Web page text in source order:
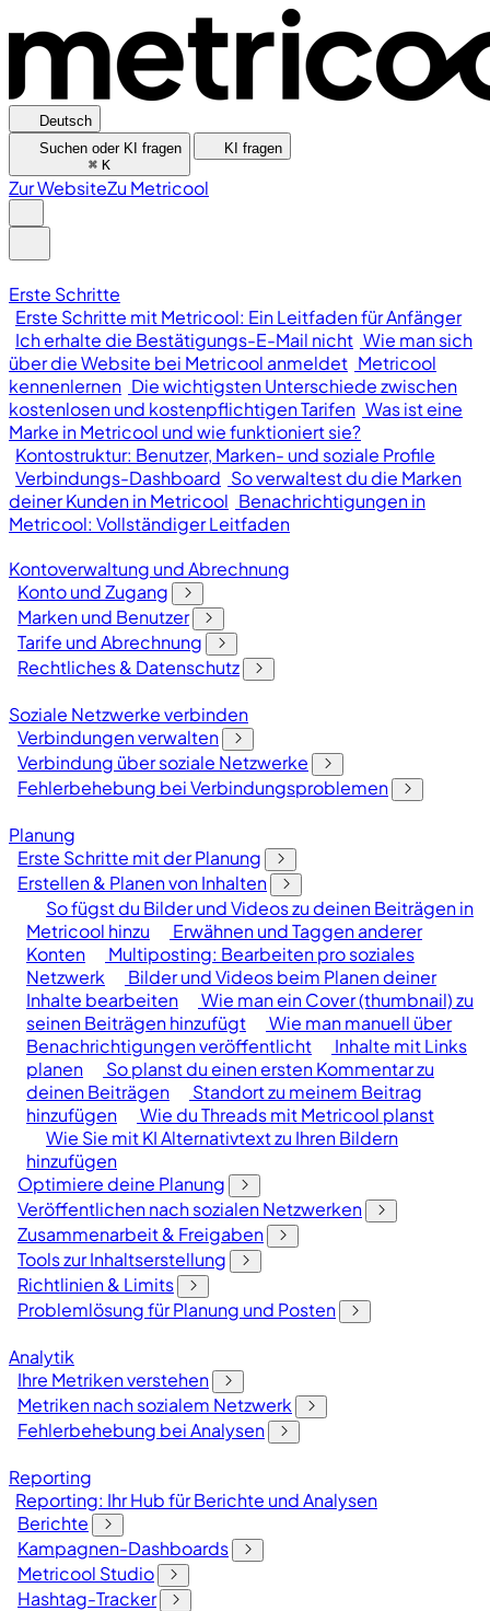
Deutsch
Suchen oder KI fragen
⌘ K
KI fragen
Zur WebsiteZu Metricool
Erste Schritte
Erste Schritte mit Metricool: Ein Leitfaden für Anfänger
Ich erhalte die Bestätigungs-E-Mail nicht Wie man sich
über die Website bei Metricool anmeldet Metricool
kennenlernen Die wichtigsten Unterschiede zwischen
kostenlosen und kostenpflichtigen Tarifen Was ist eine
Marke in Metricool und wie funktioniert sie?
Kontostruktur: Benutzer, Marken- und soziale Profile
Verbindungs-Dashboard So verwaltest du die Marken
deiner Kunden in Metricool Benachrichtigungen in
Metricool: Vollständiger Leitfaden
Kontoverwaltung und Abrechnung
Konto und Zugang
Marken und Benutzer
Tarife und Abrechnung
Rechtliches & Datenschutz
Soziale Netzwerke verbinden
Verbindungen verwalten
Verbindung über soziale Netzwerke
Fehlerbehebung bei Verbindungsproblemen
Planung
Erste Schritte mit der Planung
Erstellen & Planen von Inhalten
So fügst du Bilder und Videos zu deinen Beiträgen in
Metricool hinzu
Erwähnen und Taggen anderer
Konten
Multiposting: Bearbeiten pro soziales
Netzwerk
Bilder und Videos beim Planen deiner
Inhalte bearbeiten
Wie man ein Cover (thumbnail) zu
seinen Beiträgen hinzufügt
Wie man manuell über
Benachrichtigungen veröffentlicht
Inhalte mit Links
planen
So planst du einen ersten Kommentar zu
deinen Beiträgen
Standort zu meinem Beitrag
hinzufügen
Wie du Threads mit Metricool planst
Wie Sie mit KI Alternativtext zu Ihren Bildern
hinzufügen
Optimiere deine Planung
Veröffentlichen nach sozialen Netzwerken
Zusammenarbeit & Freigaben
Tools zur Inhaltserstellung
Richtlinien & Limits
Problemlösung für Planung und Posten
Analytik
Ihre Metriken verstehen
Metriken nach sozialem Netzwerk
Fehlerbehebung bei Analysen
Reporting
Reporting: Ihr Hub für Berichte und Analysen
Berichte
Kampagnen-Dashboards
Metricool Studio
Hashtag-Tracker